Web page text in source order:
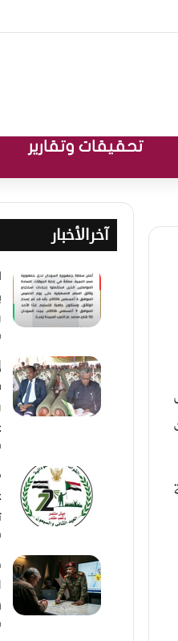
تحقيقات وتقارير
آخرالأخبار